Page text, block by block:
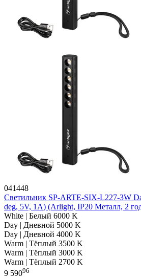
041448
Светильник SP-ARTE-SIX-L227-3W
deg, 5V, 1A) (Arlight, IP20 Металл, 2
White | Белый 6000 K
Day | Дневной 5000 K
Day | Дневной 4000 K
Warm | Тёплый 3500 K
Warm | Тёплый 3000 K
Warm | Тёплый 2700 K
9 59096